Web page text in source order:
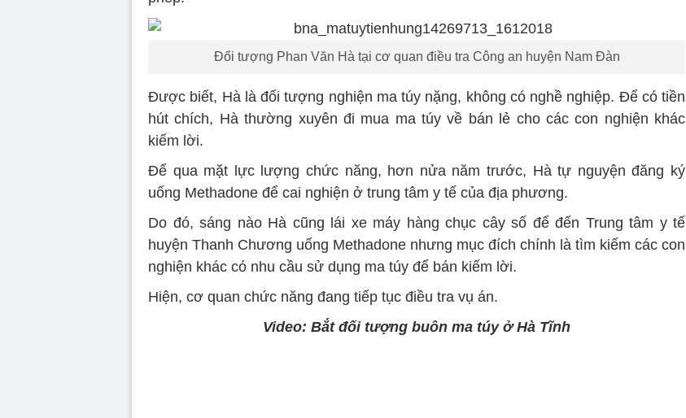
Đối tượng Phan Văn Hà tại cơ quan điều tra Công an huyện Nam Đàn
Được biết, Hà là đối tượng nghiện ma túy nặng, không có nghề nghiệp. Để có tiền
hút chích, Hà thường xuyên đi mua ma túy về bán lẻ cho các con nghiện khác
kiếm lời.
Để qua mặt lực lượng chức năng, hơn nửa năm trước, Hà tự nguyện đăng ký
uống Methadone để cai nghiện ở trung tâm y tế của địa phương.
Do đó, sáng nào Hà cũng lái xe máy hàng chục cây số để đến Trung tâm y tế
huyện Thanh Chương uống Methadone nhưng mục đích chính là tìm kiếm các con
nghiện khác có nhu cầu sử dụng ma túy để bán kiếm lời.
Hiện, cơ quan chức năng đang tiếp tục điều tra vụ án.
Video: Bắt đối tượng buôn ma túy ở Hà Tĩnh